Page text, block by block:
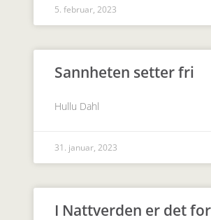
5. februar, 2023
Sannheten setter fri
Hullu Dahl
31. januar, 2023
I Nattverden er det